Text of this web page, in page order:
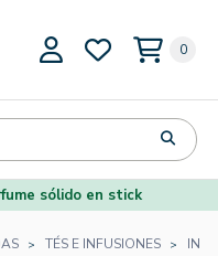
0
sólido en stick
TÉS E INFUSIONES